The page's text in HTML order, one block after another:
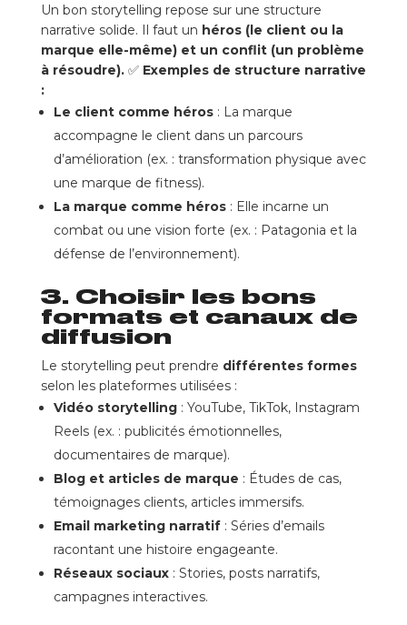
Un bon storytelling repose sur une structure
narrative solide. Il faut un héros (le client ou la
marque elle-même) et un conflit (un problème
à résoudre).✅ Exemples de structure narrative
:
Le client comme héros: La marque
accompagne le client dans un parcours
d’amélioration (ex. : transformation physique avec
une marque de fitness).
La marque comme héros: Elle incarne un
combat ou une vision forte (ex. : Patagonia et la
défense de l’environnement).
3. Choisir les bons
formats et canaux de
diffusion
Le storytelling peut prendre différentes formes
selon les plateformes utilisées :
Vidéo storytelling: YouTube, TikTok, Instagram
Reels (ex. : publicités émotionnelles,
documentaires de marque).
Blog et articles de marque : Études de cas,
témoignages clients, articles immersifs.
Email marketing narratif: Séries d’emails
racontant une histoire engageante.
Réseaux sociaux: Stories, posts narratifs,
campagnes interactives.